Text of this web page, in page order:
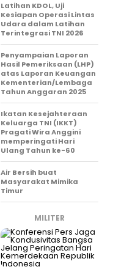
Latihan KDOL, Uji
Kesiapan Operasi Lintas
Udara dalam Latihan
Terintegrasi TNI 2026
Penyampaian Laporan
Hasil Pemeriksaan (LHP)
atas Laporan Keuangan
Kementerian/Lembaga
Tahun Anggaran 2025
Ikatan Kesejahteraan
Keluarga TNI (IKKT)
Pragati Wira Anggini
memperingati Hari
Ulang Tahun ke-60
Air Bersih buat
Masyarakat Mimika
Timur
MILITER